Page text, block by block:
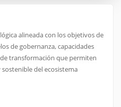
alineada con los objetivos de
transformación que permiten
del ecosistema
y eficientes para problemas